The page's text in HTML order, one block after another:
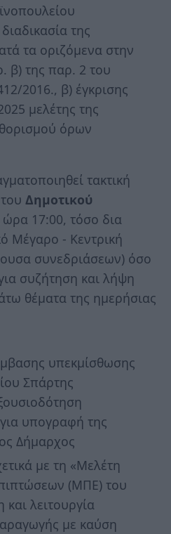
της
τα οριζόμενα στην
β) της παρ. 2 του
2016., β) έγκρισης
μελέτης της
όρων
τακτική
Δημοτικού
ώρα 17:00, τόσο δια
Μέγαρο - Κεντρική
συνεδριάσεων) όσο
συζήτηση και λήψη
θέματα της ημερήσιας
υπεκμίσθωσης
Σπάρτης
υπογραφή της
Δήμαρχος
με τη «Μελέτη
(ΜΠΕ) του
λειτουργία
με καύση